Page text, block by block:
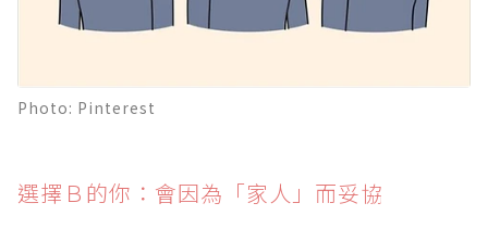
Photo: Pinterest
選擇Ｂ的你：會因為「家人」而妥協